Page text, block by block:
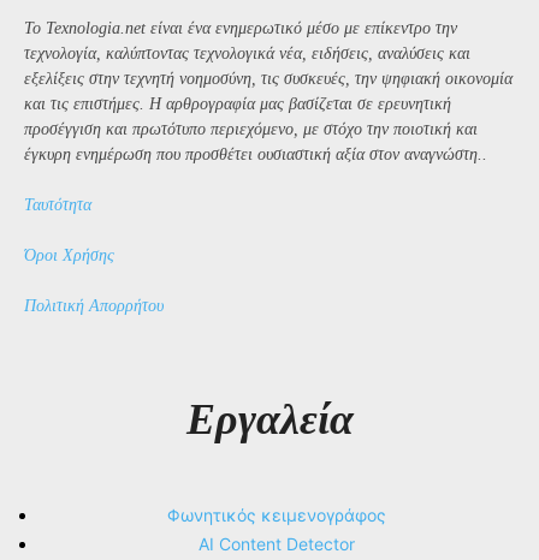
Το Texnologia.net είναι ένα ενημερωτικό μέσο με επίκεντρο την
τεχνολογία, καλύπτοντας τεχνολογικά νέα, ειδήσεις, αναλύσεις και
εξελίξεις στην τεχνητή νοημοσύνη, τις συσκευές, την ψηφιακή οικονομία
και τις επιστήμες. Η αρθρογραφία μας βασίζεται σε ερευνητική
προσέγγιση και πρωτότυπο περιεχόμενο, με στόχο την ποιοτική και
έγκυρη ενημέρωση που προσθέτει ουσιαστική αξία στον αναγνώστη..
Ταυτότητα
Όροι Χρήσης
Πολιτική Απορρήτου
Εργαλεία
Φωνητικός κειμενογράφος
AI Content Detector